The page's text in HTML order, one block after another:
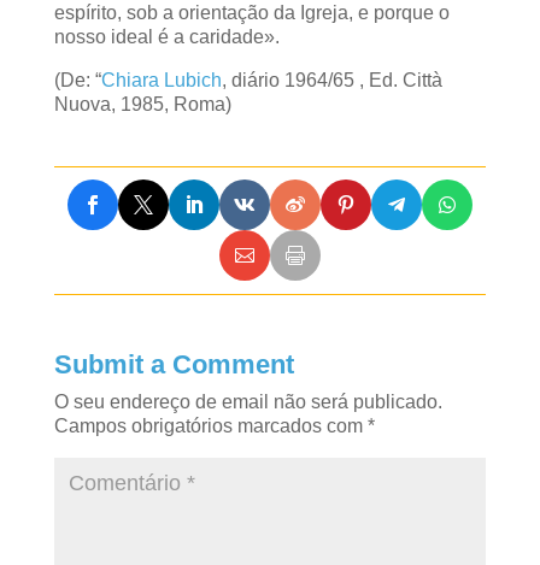
espírito, sob a orientação da Igreja, e porque o
nosso ideal é a caridade».
(De: “Chiara Lubich, diário 1964/65 , Ed. Città
Nuova, 1985, Roma)
Submit a Comment
O seu endereço de email não será publicado.
Campos obrigatórios marcados com *